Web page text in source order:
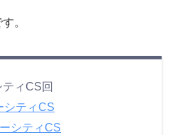
。
ィCS回
シティCS
シティCS